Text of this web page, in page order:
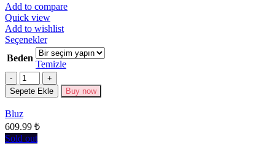
Add to compare
Quick view
Add to wishlist
SeçeneklerBu
ürünün
birden
fazla
varyasyonu
var.
Beden
Temizle
Miktar
Sepete Ekle Buy now
Bluz
609.99 ₺
Sold out